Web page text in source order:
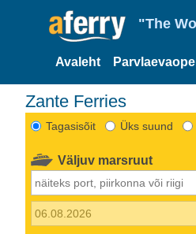
"The
Avaleht
Zante Ferries
Tagasisõit Üks suund
Väljuv marsruut